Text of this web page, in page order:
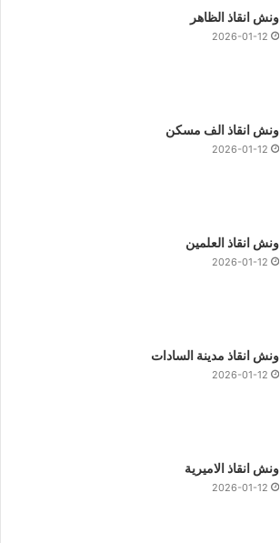
ونش انقاذ الظاهر
2026-01-12
ونش انقاذ الف مسكن
2026-01-12
ونش انقاذ العلمين
2026-01-12
ونش انقاذ مدينة السادات
2026-01-12
ونش انقاذ الاميرية
2026-01-12